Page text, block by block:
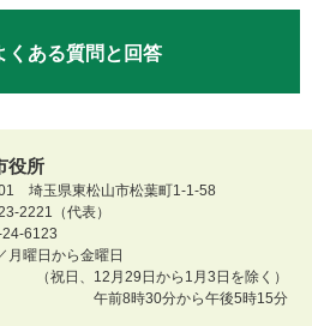
くある質問と回答
役所
埼玉県東松山市松葉町1-1-58
2221（代表）
6123
月曜日から金曜日
（祝日、12月29日から1月3日を除く）
午前8時30分から午後5時15分